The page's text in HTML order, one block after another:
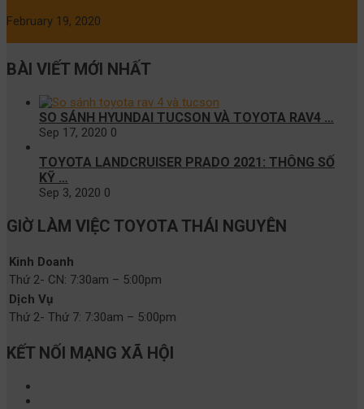
February 19, 2020
BÀI VIẾT MỚI NHẤT
SO SÁNH HYUNDAI TUCSON VÀ TOYOTA RAV4 …
Sep 17, 2020 0
TOYOTA LANDCRUISER PRADO 2021: THÔNG SỐ
KỸ …
Sep 3, 2020 0
GIỜ LÀM VIỆC TOYOTA THÁI NGUYÊN
Kinh Doanh
Thứ 2- CN: 7:30am – 5:00pm
Dịch Vụ
Thứ 2- Thứ 7: 7:30am – 5:00pm
KẾT NỐI MẠNG XÃ HỘI